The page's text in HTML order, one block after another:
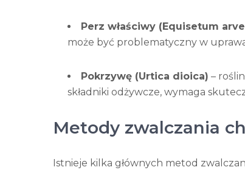
Perz właściwy (Equisetum
może być problematyczny w
Pokrzywę (Urtica dioica) –
składniki odżywcze, wymaga
Metody zwalczania
Istnieje kilka głównych metod